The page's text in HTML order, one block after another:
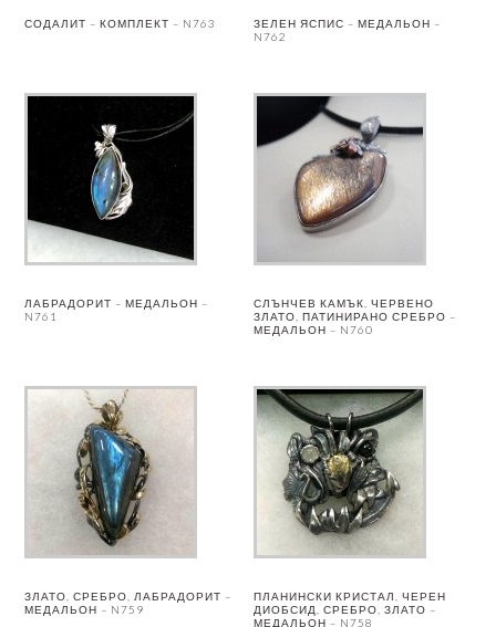
СОДАЛИТ – КОМПЛЕКТ – N763
ЗЕЛЕН ЯСПИС – МЕДАЛЬОН –
N762
ЛАБРАДОРИТ – МЕДАЛЬОН –
N761
СЛЪНЧЕВ КАМЪК, ЧЕРВЕНО
ЗЛАТО, ПАТИНИРАНО СРЕБРО –
МЕДАЛЬОН – N760
ЗЛАТО, СРЕБРО, ЛАБРАДОРИТ –
МЕДАЛЬОН – N759
ПЛАНИНСКИ КРИСТАЛ, ЧЕРЕН
ДИОБСИД, СРЕБРО, ЗЛАТО –
МЕДАЛЬОН – N758